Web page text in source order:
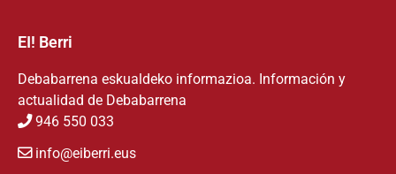
EI! Berri
Debabarrena eskualdeko informazioa. Información y
actualidad de Debabarrena
946 550 033
info@eiberri.eus